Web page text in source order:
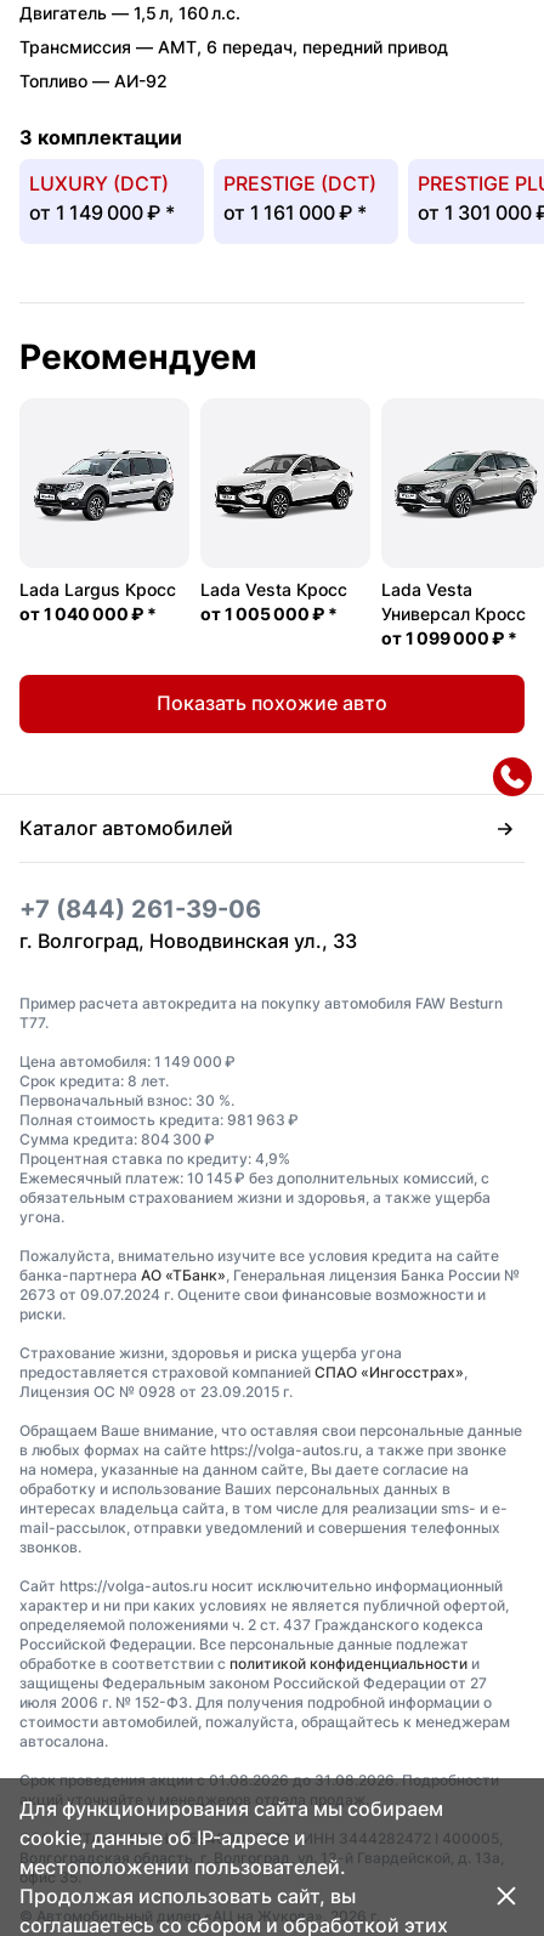
Двигатель — 1,5 л, 160 л.с.
Трансмиссия — AMT, 6 передач, передний привод
Топливо — АИ-92
3 комплектации
LUXURY (DCT)
от 1 149 000 ₽ *
PRESTIGE (DCT)
от 1 161 000 ₽ *
PRESTIGE
от 1 301 000
Рекомендуем
Lada Largus Кросс
от1 040 000 ₽ *
Lada Vesta Кросс
от1 005 000 ₽ *
Lada Vesta
Универсал Кросс
от1 099 000 ₽ *
Показать похожие авто
Каталог автомобилей
+7 (844) 261-39-06
г. Волгоград, Новодвинская ул., 33
Пример расчета автокредита на покупку автомобиля FAW Besturn
T77.
Цена автомобиля: 1 149 000 ₽
Срок кредита: 8 лет.
Первоначальный взнос: 30 %.
Полная стоимость кредита: 981 963 ₽
Сумма кредита: 804 300 ₽
Процентная ставка по кредиту: 4,9%
Ежемесячный платеж: 10 145 ₽ без дополнительных комиссий, с
обязательным страхованием жизни и здоровья, а также ущерба
угона.
Пожалуйста, внимательно изучите все условия кредита на сайте
банка-партнера АО «ТБанк» , Генеральная лицензия Банка России №
2673 от 09.07.2024 г. Оцените свои финансовые возможности и
риски.
Страхование жизни, здоровья и риска ущерба угона
предоставляется страховой компанией СПАО «Ингосстрах»
Лицензия ОС № 0928 от 23.09.2015 г.
Обращаем Ваше внимание, что оставляя свои персональные данные
в любых формах на сайте https://volga-autos.ru, а также при звонке
на номера, указанные на данном сайте, Вы даете согласие на
обработку и использование Ваших персональных данных в
интересах владельца сайта, в том числе для реализации sms- и e-
mail-рассылок, отправки уведомлений и совершения телефонных
звонков.
Сайт https://volga-autos.ru носит исключительно информационный
характер и ни при каких условиях не является публичной офертой,
определяемой положениями ч. 2 ст. 437 Гражданского кодекса
Российской Федерации. Все персональные данные подлежат
обработке в соответствии с политикой конфиденциальности и
защищены Федеральным законом Российской Федерации от 27
июля 2006 г. № 152-ФЗ. Для получения подробной информации о
стоимости автомобилей, пожалуйста, обращайтесь к менеджерам
автосалона.
Срок проведения акции с 01.08.2026 до 31.08.2026. Подробности
акций уточняйте у менеджеров отдела продаж.
ООО "ТИТАН" I ОГРН 1253400007783 I ИНН 3444282472 I 400005,
Волгоградская область, г. Волгоград, ул. 13-й Гвардейской, д. 13а,
офис 35.
© Автомобильный дилер «АЦ на Жукова», 2026 г.
Для функционирования сайта мы собираем
cookie, данные об IP-адресе и
местоположении пользователей.
Продолжая использовать сайт, вы
соглашаетесь со сбором и обработкой этих